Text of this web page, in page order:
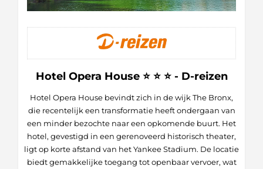
Hotel Opera House ⭐ ⭐ ⭐ - D-reizen
Hotel Opera House bevindt zich in de wijk The Bronx,
die recentelijk een transformatie heeft ondergaan van
een minder bezochte naar een opkomende buurt. Het
hotel, gevestigd in een gerenoveerd historisch theater,
ligt op korte afstand van het Yankee Stadium. De locatie
biedt gemakkelijke toegang tot openbaar vervoer, wat